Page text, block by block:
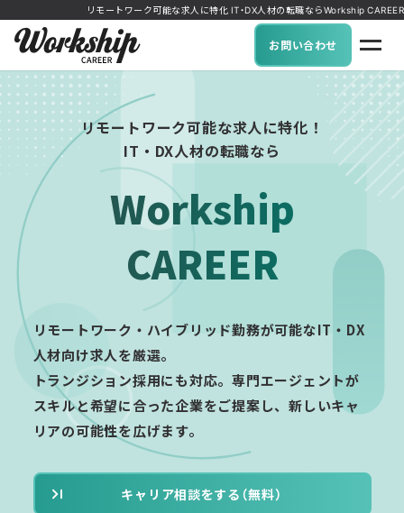
リモートワーク可能な求人に特化 IT・DX人材の転職ならWorkship CAREER
お問い合わせ
リモートワーク可能な求人に特化！
IT・DX人材の転職なら
Workship
CAREER
リモートワーク・ハイブリッド勤務が可能なIT・DX
人材向け求人を厳選。
トランジション採用にも対応。専門エージェントが
スキルと希望に合った企業をご提案し、新しいキャ
リアの可能性を広げます。
キャリア相談をする（無料）